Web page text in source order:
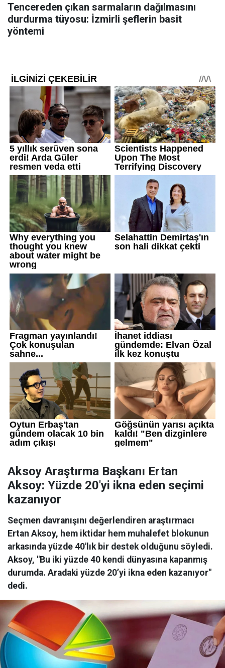
Tencereden çıkan sarmaların dağılmasını
durdurma tüyosu: İzmirli şeflerin basit
yöntemi
Aksoy Araştırma Başkanı Ertan
Aksoy: Yüzde 20'yi ikna eden seçimi
kazanıyor
Seçmen davranışını değerlendiren araştırmacı
Ertan Aksoy, hem iktidar hem muhalefet blokunun
arkasında yüzde 40'lık bir destek olduğunu söyledi.
Aksoy, "Bu iki yüzde 40 kendi dünyasına kapanmış
durumda. Aradaki yüzde 20’yi ikna eden kazanıyor"
dedi.